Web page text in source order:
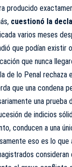
producido
cuestionó la
varios meses
que podían existir
que nunca
de lo Penal rechaza
que una condena
una prueba
de indicios
conducen a una
eso es lo que